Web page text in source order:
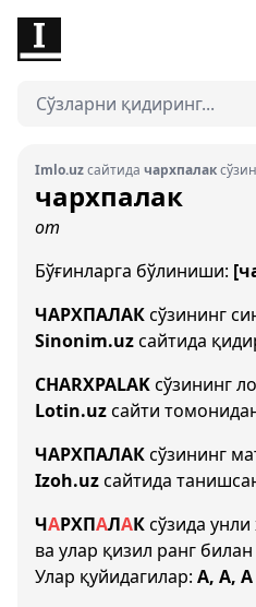
Imlo.uzсайтида чархпалак
чархпалак
от
Бўғинларга бўлиниши:
ЧАРХПАЛАКсўзининг
Sinonim.uzсайтида
CHARXPALAKсўзининг
Lotin.uzсайти
ЧАРХПАЛАКсўзининг
Izoh.uzсайтида
ЧАРХПАЛАКсўзида
ва улар қизил ранг
Улар қуйидагилар: А, А, А